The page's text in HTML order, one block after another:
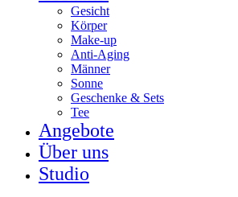
Gesicht
Körper
Make-up
Anti-Aging
Männer
Sonne
Geschenke & Sets
Tee
Angebote
Über uns
Studio